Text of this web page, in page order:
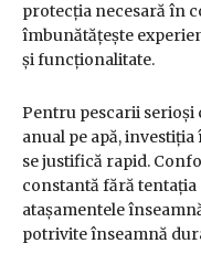
protecția necesară în
îmbunătățește
și funcționalitate.
Pentru pescarii serioși
anual pe apă,
se justifică rapid.
constantă fără
atașamentele
potrivite înseamnă